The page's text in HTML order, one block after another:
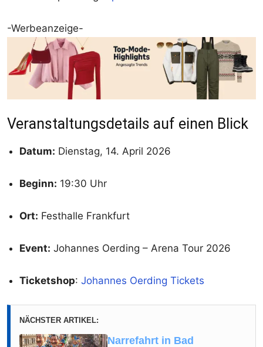
-Werbeanzeige-
Veranstaltungsdetails auf einen Blick
Datum: Dienstag, 14. April 2026
Beginn: 19:30 Uhr
Ort: Festhalle Frankfurt
Event: Johannes Oerding – Arena Tour 2026
Ticketshop: Johannes Oerding Tickets
NÄCHSTER ARTIKEL:
Narrefahrt in Bad